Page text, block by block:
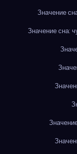
Значение
Значение сна: